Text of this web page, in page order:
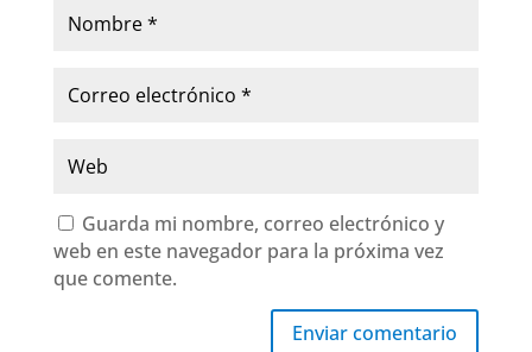
Guarda mi nombre, correo electrónico y
web en este navegador para la próxima vez
que comente.
Enviar comentario